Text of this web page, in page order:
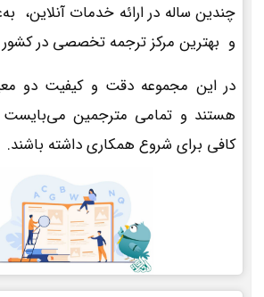
چندین ساله در ارائه خدمات آنلاین،
و بهترین مرکز ترجمه تخصصی در
در این مجموعه دقت و کیفیت دو
هستند و تمامی مترجمین
کافی برای شروع همکاری داشته باشند.